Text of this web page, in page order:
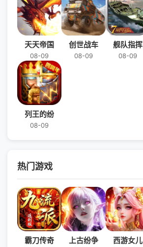
天天帝国
08-09
创世战车
08-09
舰队指挥
08-09
列王的纷
08-09
热门游戏
霸刀传奇 上古纷争 西游女儿